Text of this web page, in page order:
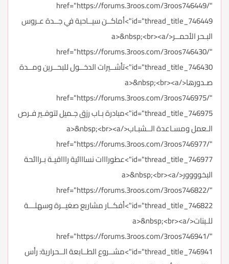
href="https://forums.3roos.com/3roos746449/"
id="thread_title_746449">أماكــن سيــاحية في جــدة عـروس
البـحر الأحمــر</a>&nbsp;<br><a
href="https://forums.3roos.com/3roos746430/"
id="thread_title_746430">تأشــيرات الدخــول للبحــرين ومــدة
صـدورها</a>&nbsp;<br><a
href="https://forums.3roos.com/3roos746975/"
id="thread_title_746975">مبادرة بـاب رزق جـميل لتوفـير فـرص
الـعمل ومسـاعدة الــشبـاب</a>&nbsp;<br><a
href="https://forums.3roos.com/3roos746977/"
id="thread_title_746977">عطورااات نسااائية راااقيـة بـراائحة
البخوووور</a>&nbsp;<br><a
href="https://forums.3roos.com/3roos746822/"
id="thread_title_746822">أفكــار مشاريع صغيــرة وسهلـــة
للـبنات</a>&nbsp;<br><a
href="https://forums.3roos.com/3roos746941/"
id="thread_title_746941">مشــروع الطــابعة الــحرارية: رأس